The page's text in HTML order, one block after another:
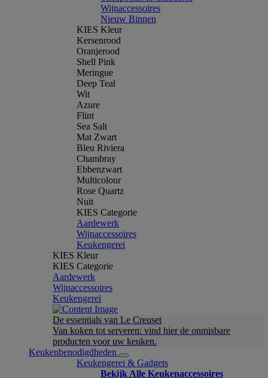
Wijnaccessoires
Nieuw Binnen
KIES Kleur
Kersenrood
Oranjerood
Shell Pink
Meringue
Deep Teal
Wit
Azure
Flint
Sea Salt
Mat Zwart
Bleu Riviera
Chambray
Ebbenzwart
Multicolour
Rose Quartz
Nuit
KIES Categorie
Aardewerk
Wijnaccessoires
Keukengerei
KIES Kleur
KIES Categorie
Aardewerk
Wijnaccessoires
Keukengerei
De essentials van Le Creuset
Van koken tot serveren: vind hier de onmisbare
producten voor uw keuken.
Keukenbenodigdheden
Keukengerei & Gadgets
Bekijk Alle Keukenaccessoires